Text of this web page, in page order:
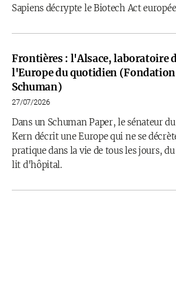
Sapiens décrypte le Biotech Act
Frontières : l'Alsace, laboratoire
l'Europe du quotidien
Schuman)
27/07/2026
Dans un Schuman Paper, le sénateur
Kern décrit une Europe qui ne se
pratique dans la vie de tous les jours,
lit d'hôpital.